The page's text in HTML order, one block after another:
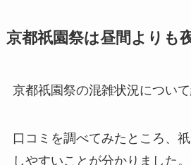
京都祇園祭は昼間よりも
京都祇園祭の混雑状況について
口コミを調べてみたところ、
しやすいことが分かりました。